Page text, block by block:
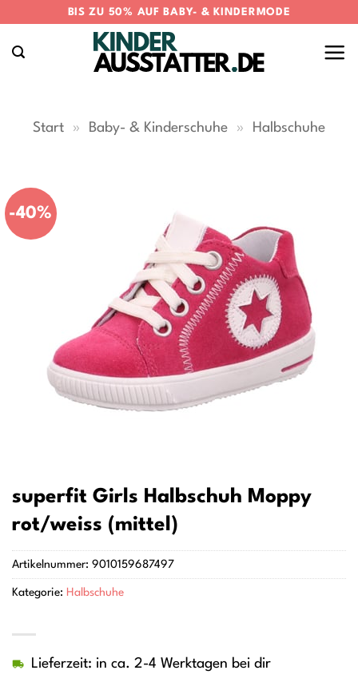
springen
BIS ZU 50% AUF BABY- & KINDERMODE
Start » Baby- & Kinderschuhe » Halbschuhe
-40%
superfit Girls Halbschuh Moppy
rot/weiss (mittel)
Lieferzeit: in ca. 2-4 Werktagen bei dir
Artikelnummer: 9010159687497
Kategorie: Halbschuhe